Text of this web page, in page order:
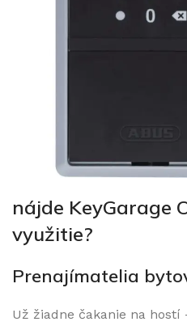
nájde KeyGarage
využitie?
Prenajímatelia
Už žiadne čakanie na hostí